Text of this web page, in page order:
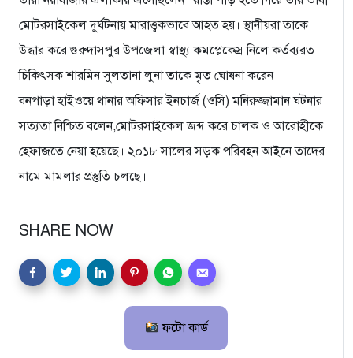
মোটরসাইকেল দুর্ঘটনায় মারাত্ত্বকভাবে আহত হয়। স্থানীয়রা তাকে
উদ্ধার করে গুরুদাসপুর উপজেলা স্বাস্থ্য কমপ্লেক্স্রে নিলে কর্তব্যরত
চিকিৎসক শারমিন সুলতানা লুনা তাকে মৃত ঘোষনা করেন।
বনপাড়া হাইওয়ে থানার অফিসার ইনচার্জ (ওসি) মনিরুজ্জামান ঘটনার
সত্যতা নিশ্চিত বলেন,মোটরসাইকেল জব্দ করে চালক ও আরোহীকে
হেফাজতে নেয়া হয়েছে। ২০১৮ সালের সড়ক পরিবহন আইনে তাদের
নামে মামলার প্রস্তুতি চলছে।
SHARE NOW
ফটো কার্ড